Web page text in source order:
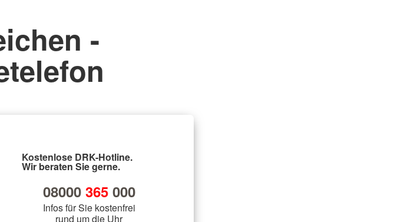
-
Kostenlose DRK-Hotline.
Wir beraten Sie gerne.
08000 365000
Infos für Sie kostenfrei
rund um die Uhr